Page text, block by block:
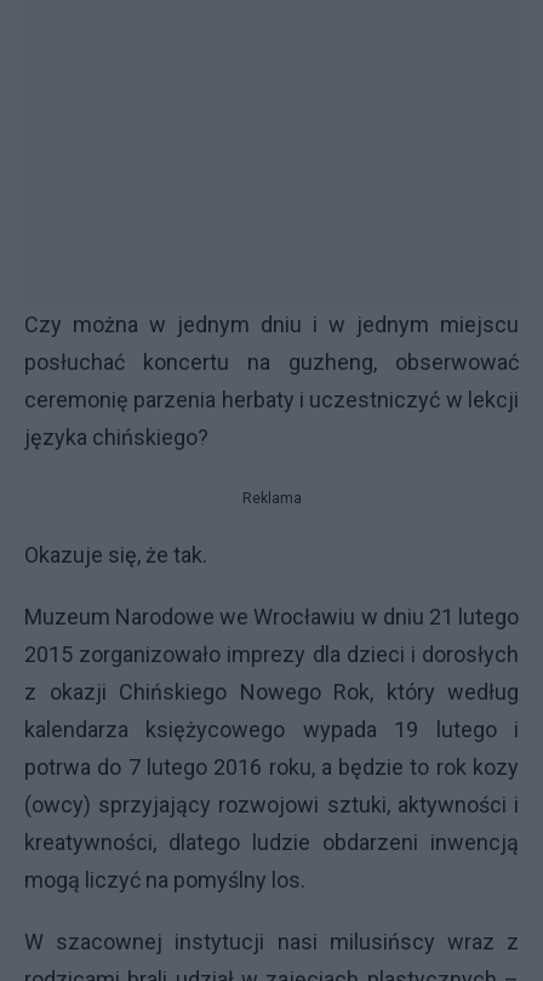
Czy można w jednym dniu i w jednym miejscu
posłuchać koncertu na guzheng, obserwować
ceremonię parzenia herbaty i uczestniczyć w lekcji
języka chińskiego?
Reklama
Okazuje się, że tak.
Muzeum Narodowe we Wrocławiu w dniu 21 lutego
2015 zorganizowało imprezy dla dzieci i dorosłych
z okazji Chińskiego Nowego Rok, który według
kalendarza księżycowego wypada 19 lutego i
potrwa do 7 lutego 2016 roku, a będzie to rok kozy
(owcy) sprzyjający rozwojowi sztuki, aktywności i
kreatywności, dlatego ludzie obdarzeni inwencją
mogą liczyć na pomyślny los.
W szacownej instytucji nasi milusińscy wraz z